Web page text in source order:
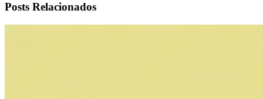
Posts Relacionados